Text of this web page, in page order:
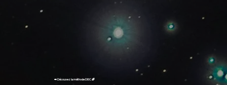
➡️ Découvez la méthode DISC 🌈